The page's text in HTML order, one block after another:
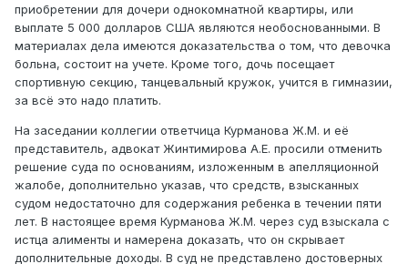
приобретении для дочери однокомнатной квартиры, или
выплате 5 000 долларов США являются необоснованными. В
материалах дела имеются доказательства о том, что девочка
больна, состоит на учете. Кроме того, дочь посещает
спортивную секцию, танцевальный кружок, учится в гимназии,
за всё это надо платить.
На заседании коллегии ответчица Курманова Ж.М. и её
представитель, адвокат Жинтимирова А.Е. просили отменить
решение суда по основаниям, изложенным в апелляционной
жалобе, дополнительно указав, что средств, взысканных
судом недостаточно для содержания ребенка в течении пяти
лет. В настоящее время Курманова Ж.М. через суд взыскала с
истца алименты и намерена доказать, что он скрывает
дополнительные доходы. В суд не представлено достоверных